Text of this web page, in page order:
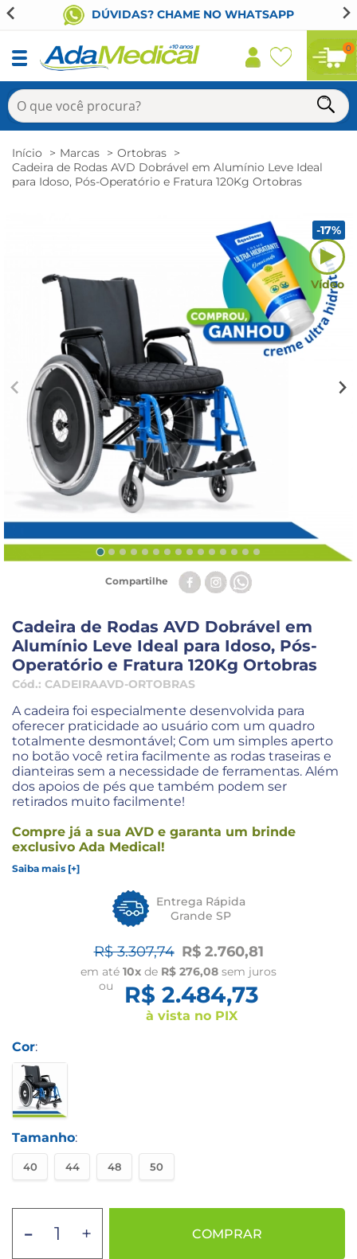
DÚVIDAS? CHAME NO WHATSAPP
0
Início Marcas
Ortobras
Cadeira de Rodas AVD Dobrável em Alumínio Leve Ideal
para Idoso, Pós-Operatório e Fratura 120Kg Ortobras
-17%
Vídeo
Compartilhe
Cadeira de Rodas AVD Dobrável em
Alumínio Leve Ideal para Idoso, Pós-
Operatório e Fratura 120Kg Ortobras
Cód.: CADEIRAAVD-ORTOBRAS
A cadeira foi especialmente desenvolvida para
oferecer praticidade ao usuário com um quadro
totalmente desmontável; Com um simples aperto
no botão você retira facilmente as rodas traseiras e
dianteiras sem a necessidade de ferramentas. Além
dos apoios de pés que também podem ser
retirados muito facilmente!
Compre já a sua AVD e garanta um brinde
exclusivo Ada Medical!
Saiba mais [+]
Entrega Rápida
Grande SP
R$ 3.307,74 R$ 2.760,81
em até 10x de R$ 276,08 sem juros
ou
R$ 2.484,73
à vista no PIX
Cor:
Tamanho:
40 44 48 50
- + COMPRAR